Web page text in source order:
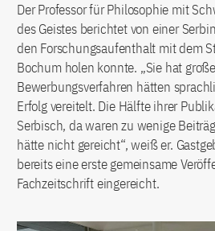
Der Professor für Philosophie mit
des Geistes berichtet von einer
den Forschungsaufenthalt mit dem
Bochum holen konnte. „Sie hat
Bewerbungsverfahren hätten
Erfolg vereitelt. Die Hälfte ihrer
Serbisch, da waren zu wenige
hätte nicht gereicht“, weiß er.
bereits eine erste gemeinsame
Fachzeitschrift eingereicht.